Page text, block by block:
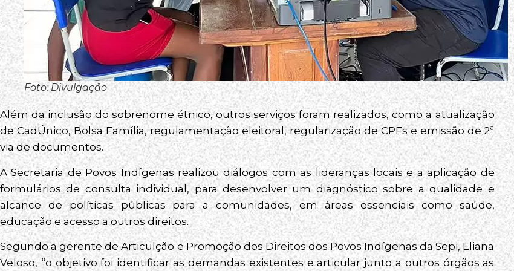
Foto: Divulgação
Além da inclusão do sobrenome étnico, outros serviços foram realizados, como a atualização
de CadÚnico, Bolsa Família, regulamentação eleitoral, regularização de CPFs e emissão de 2ª
via de documentos.
A Secretaria de Povos Indígenas realizou diálogos com as lideranças locais e a aplicação de
formulários de consulta individual, para desenvolver um diagnóstico sobre a qualidade e
alcance de políticas públicas para a comunidades, em áreas essenciais como saúde,
educação e acesso a outros direitos.
Segundo a gerente de Articulção e Promoção dos Direitos dos Povos Indígenas da Sepi, Eliana
Veloso, “o objetivo foi identificar as demandas existentes e articular junto a outros órgãos as